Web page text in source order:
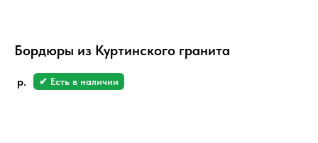
Бордюры из Куртинского гранита
р. ✔ Есть в наличии